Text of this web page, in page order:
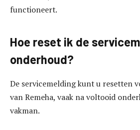
functioneert.
Hoe reset ik de
onderhoud?
De servicemelding kunt u resetten
van Remeha, vaak na voltooid
vakman.